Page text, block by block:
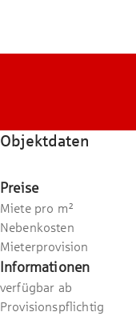
Objektdaten
Preise
Miete pro m²
Nebenkosten
Mieterprovision
Informationen
verfügbar ab
Provisionspflichtig